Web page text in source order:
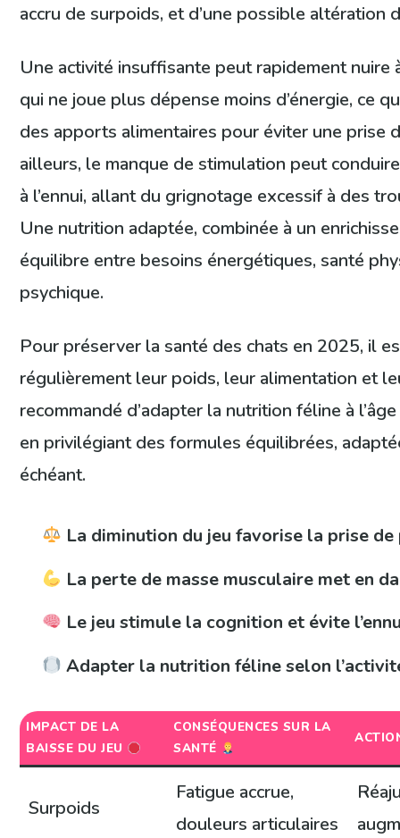
accru de surpoids, et d’une possible altération
Une activité insuffisante peut rapidement nuire
qui ne joue plus dépense moins d’énergie, ce
des apports alimentaires pour éviter une prise
ailleurs, le manque de stimulation peut
à l’ennui, allant du grignotage excessif à des
Une nutrition adaptée, combinée à un
équilibre entre besoins énergétiques, santé
psychique.
Pour préserver la santé des chats en 2025, il
régulièrement leur poids, leur alimentation et
recommandé d’adapter la nutrition féline à
en privilégiant des formules équilibrées,
échéant.
La diminution du jeu favorise la prise de
La perte de masse musculaire met en
Le jeu stimule la cognition et évite
Adapter la nutrition féline selon
IMPACT DE LA
BAISSE DU JEU
CONSÉQUENCES SUR LA
SANTÉ
Surpoids
Fatigue accrue,
douleurs articulaires